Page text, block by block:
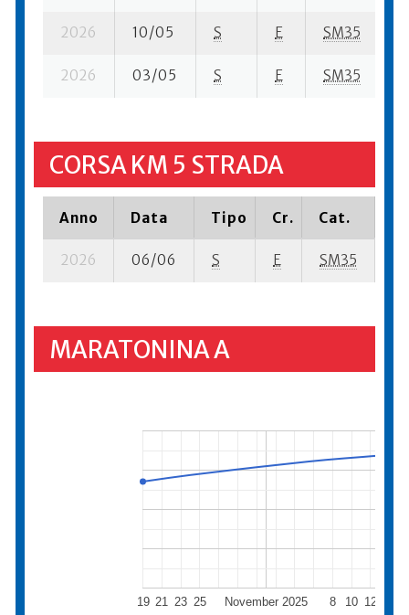
2026 10/05 S E SM35
2026 03/05 S E SM35
CORSA KM 5 STRADA
Anno Data Tipo Cr. Cat.
2026 06/06 S E SM35
MARATONINA A
November 2025
19 21 23 25 8 10 12